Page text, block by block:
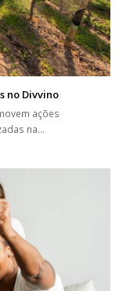
no Divvino
ações
na…